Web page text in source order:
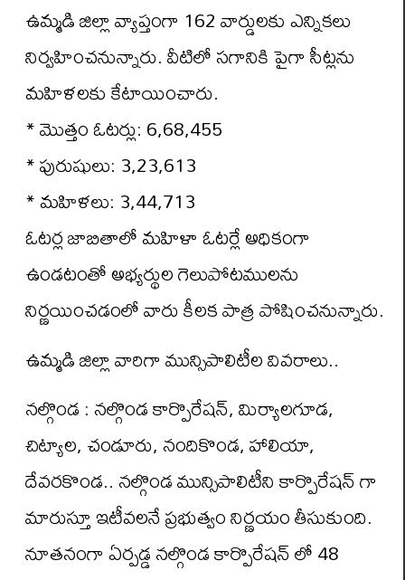
ఉమ్మడి జిల్లా వ్యాప్తంగా 162 వార్డులకు ఎన్నికలు
నిర్వహించనున్నారు. వీటిలో సగానికి పైగా సీట్లను
మహిళలకు కేటాయించారు.
* మొత్తం ఓటర్లు: 6,68,455
* పురుషులు: 3,23,613
* మహిళలు: 3,44,713
ఓటర్ల జాబితాలో మహిళా ఓటర్లే అధికంగా
ఉండటంతో అభ్యర్థుల గెలుపోటములను
నిర్ణయించడంలో వారు కీలక పాత్ర పోషించనున్నారు.
ఉమ్మడి జిల్లా వారిగా మున్సిపాలిటీల వివరాలు..
నల్గొండ : నల్గొండ కార్పొరేషన్, మిర్యాలగూడ,
చిట్యాల, చండూరు, నందికొండ, హాలియా,
దేవరకొండ.. నల్గొండ మున్సిపాలిటీని కార్పొరేషన్ గా
మారుస్తూ ఇటీవలనే ప్రభుత్వం నిర్ణయం తీసుకుంది.
నూతనంగా ఏర్పడ్డ నల్గొండ కార్పొరేషన్ లో 48